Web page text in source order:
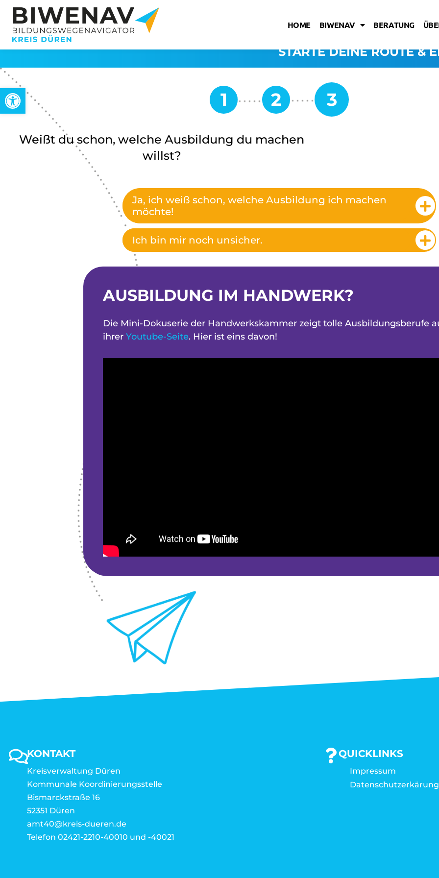
Werkzeugleiste öffnen
HOME BIWENAV BERATUNG
STARTE DEINE ROUTE &
Weißt du schon, welche Ausbildung du machen
willst?
Ja, ich weiß schon, welche Ausbildung ich machen
möchte!
Ich bin mir noch unsicher.
AUSBILDUNG IM HANDWERK?
Die Mini-Dokuserie der Handwerkskammer zeigt tolle Ausbildungsberufe
ihrer Youtube-Seite. Hier ist eins davon!
KONTAKT
Kreisverwaltung Düren
Kommunale Koordinierungsstelle
Bismarckstraße 16
52351 Düren
amt40@kreis-dueren.de
Telefon 02421-2210-40010 und -40021
QUICKLINKS
Impressum
Datenschutzerkärung